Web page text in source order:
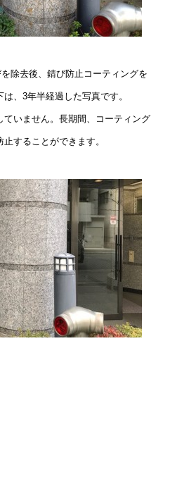
除去後、錆び防止コーティングを
、3年半経過した写真です。
ていません。長期間、コーティング
することができます。